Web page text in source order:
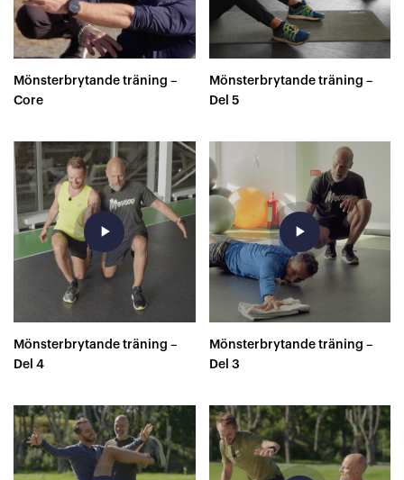
Mönsterbrytande träning –
Core
Mönsterbrytande träning –
Del 5
play_arrow
Mönsterbrytande träning –
Del 4
play_arrow
Mönsterbrytande träning –
Del 3